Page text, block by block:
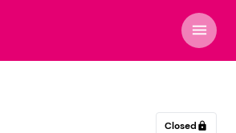
menu
Closed lock